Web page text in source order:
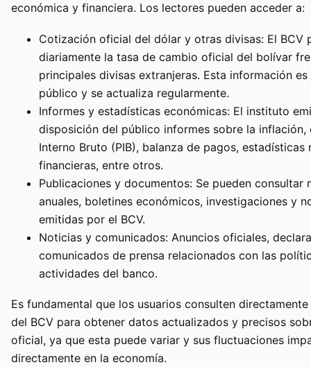
económica y financiera. Los lectores pueden acceder a:
Cotización oficial del dólar y otras divisas: El BCV
diariamente la tasa de cambio oficial del bolívar
principales divisas extranjeras. Esta información
público y se actualiza regularmente.
Informes y estadísticas económicas: El instituto
disposición del público informes sobre la inflación,
Interno Bruto (PIB), balanza de pagos, estadísticas
financieras, entre otros.
Publicaciones y documentos: Se pueden consultar
anuales, boletines económicos, investigaciones y
emitidas por el BCV.
Noticias y comunicados: Anuncios oficiales,
comunicados de prensa relacionados con las
actividades del banco.
Es fundamental que los usuarios consulten
del BCV para obtener datos actualizados y precisos
oficial, ya que esta puede variar y sus fluctuaciones
directamente en la economía.